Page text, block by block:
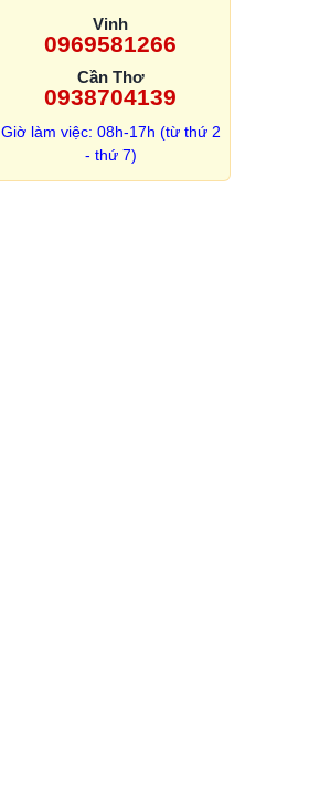
Vinh
0969581266
Cần Thơ
0938704139
Giờ làm việc: 08h-17h (từ thứ 2
- thứ 7)